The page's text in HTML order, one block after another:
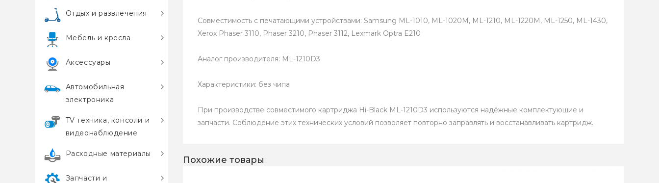
Отдых и развлечения
Мебель и кресла
Аксессуары
Автомобильная
электроника
TV техника, консоли и
видеонаблюдение
Расходные материалы
Запчасти и
Совместимость с печатающими устройствами: Samsung ML-1010, ML-1020M, ML-1210, ML-1220M, ML-1250, ML-1430,
Xerox Phaser 3110, Phaser 3210, Phaser 3112, Lexmark Optra E210
Аналог производителя: ML-1210D3
Характеристики: без чипа
При производстве совместимого картриджа Hi-Black ML-1210D3 используются надёжные комплектующие и
запчасти. Соблюдение этих технических условий позволяет повторно заправлять и восстанавливать картридж.
Похожие товары